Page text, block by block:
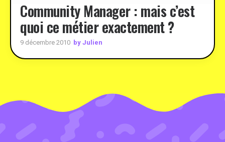
Community Manager : mais c’est
quoi ce métier exactement ?
9 décembre 2010 by Julien